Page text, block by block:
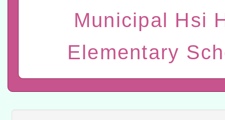
有關大陸委員會函釋公務
赴陸應申請許可一案
轉知經濟部水利署委託財
研究院辦理「115年表揚
位及節水達人選拔活動」
115年8月22日(星期六)辦
航」
本校115學年度第2次代理
Municipal Hsi
Elementary